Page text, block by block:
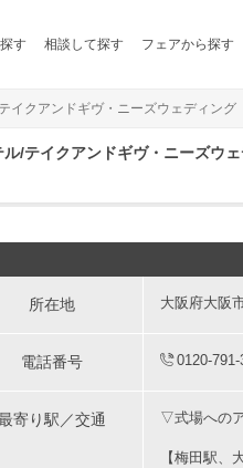
す 相談して探す フェアから探す
イクアンドギヴ・ニーズウェディング
/テイクアンドギヴ・ニーズウ
所在地 大阪府大阪
電話番号 0120-
寄り駅／交通 ▽式場への
【梅田駅、